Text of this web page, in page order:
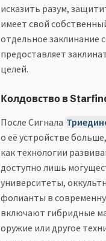
исказить разум,
имеет свой
отдельное заклинание
предоставляет
целей.
Колдовство в
После Сигнала
о её устройстве
как технологии
доступно лишь
университеты,
фолианты в
включают гибридные
оружие или другое